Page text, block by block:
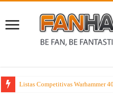
Listas Competitivas Warhammer